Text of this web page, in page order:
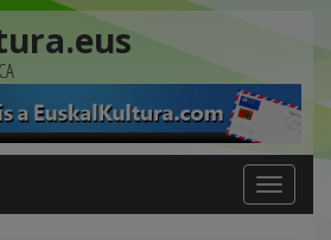
Toggle
navigation